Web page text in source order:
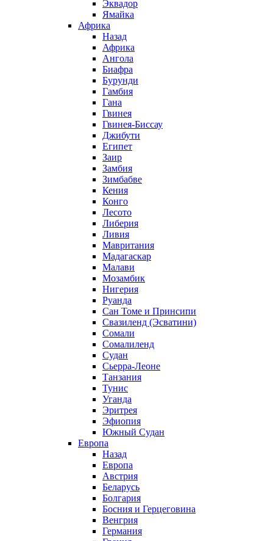
Эквадор
Ямайка
Африка
Назад
Африка
Ангола
Биафра
Бурунди
Гамбия
Гана
Гвинея
Гвинея-Биссау
Джибути
Египет
Заир
Замбия
Зимбабве
Кения
Конго
Лесото
Либерия
Ливия
Мавритания
Мадагаскар
Малави
Мозамбик
Нигерия
Руанда
Сан Томе и Принсипи
Свазиленд (Эсватини)
Сомали
Сомалиленд
Судан
Сьерра-Леоне
Танзания
Тунис
Уганда
Эритрея
Эфиопия
Южный Судан
Европа
Назад
Европа
Австрия
Беларусь
Болгария
Босния и Герцеговина
Венгрия
Германия